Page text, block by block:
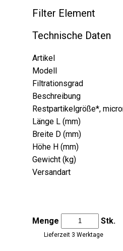
Filter Element
Technische Daten
Artikel
Modell
Filtrationsgrad
Beschreibung
Restpartikelgröße*,
Länge L (mm)
Breite D (mm)
Höhe H (mm)
Gewicht (kg)
Versandart
Menge Stk.
Lieferzeit 3 Werktage